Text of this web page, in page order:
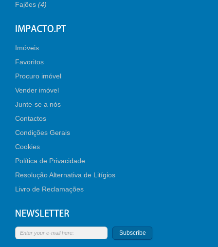
Fajões(4)
Imóveis
Favoritos
Procuro imóvel
Vender imóvel
Junte-se a nós
Contactos
Condições Gerais
Cookies
Política de Privacidade
Resolução Alternativa de Litígios
Livro de Reclamações
Subscribe